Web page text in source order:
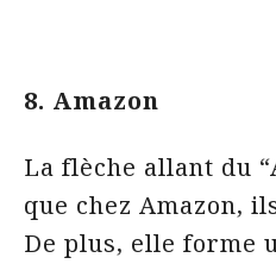
8. Amazon
La flèche allant du
que chez Amazon,
De plus, elle forme